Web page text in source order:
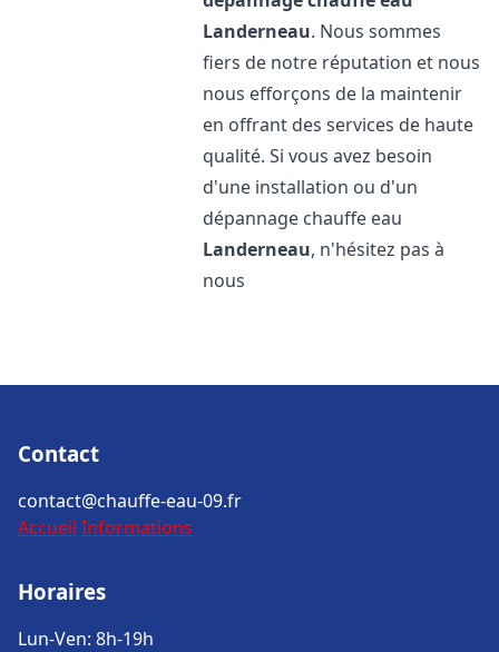
Landerneau. Nous sommes
fiers de notre réputation et nous
nous efforçons de la maintenir
en offrant des services de haute
qualité. Si vous avez besoin
d'une installation ou d'un
dépannage chauffe eau
Landerneau, n'hésitez pas à
nous
Contact
contact@chauffe-eau-09.fr
Accueil Informations
Horaires
Lun-Ven: 8h-19h